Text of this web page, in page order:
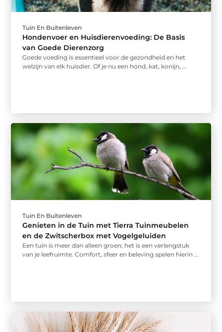
Tuin En Buitenleven
Hondenvoer en Huisdierenvoeding: De Basis
van Goede Dierenzorg
Goede voeding is essentieel voor de gezondheid en het
welzijn van elk huisdier. Of je nu een hond, kat, konijn, ...
Tuin En Buitenleven
Genieten in de Tuin met Tierra Tuinmeubelen
en de Zwitscherbox met Vogelgeluiden
Een tuin is meer dan alleen groen; het is een verlengstuk
van je leefruimte. Comfort, sfeer en beleving spelen hierin ...